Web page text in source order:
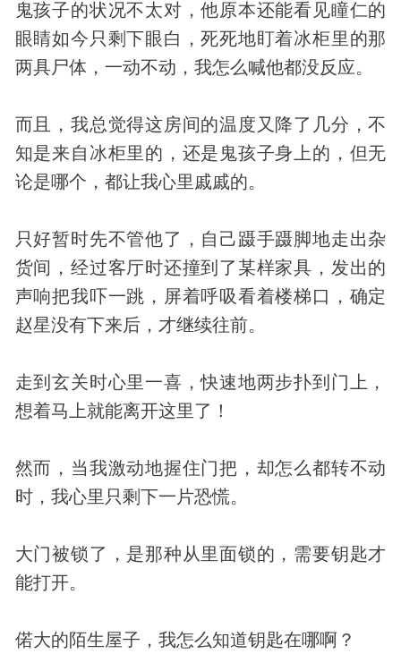
鬼孩子的状况不太对，他原本还能看见瞳仁的
眼睛如今只剩下眼白，死死地盯着冰柜里的那
两具尸体，一动不动，我怎么喊他都没反应。
而且，我总觉得这房间的温度又降了几分，不
知是来自冰柜里的，还是鬼孩子身上的，但无
论是哪个，都让我心里戚戚的。
只好暂时先不管他了，自己蹑手蹑脚地走出杂
货间，经过客厅时还撞到了某样家具，发出的
声响把我吓一跳，屏着呼吸看着楼梯口，确定
赵星没有下来后，才继续往前。
走到玄关时心里一喜，快速地两步扑到门上，
想着马上就能离开这里了！
然而，当我激动地握住门把，却怎么都转不动
时，我心里只剩下一片恐慌。
大门被锁了，是那种从里面锁的，需要钥匙才
能打开。
偌大的陌生屋子，我怎么知道钥匙在哪啊？